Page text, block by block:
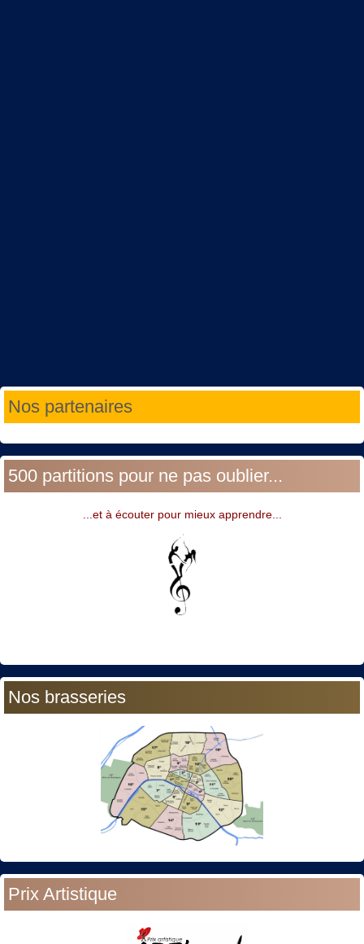
Nos partenaires
500 partitions pour ne pas oublier...
...et à écouter pour mieux apprendre...
Nos brasseries
Prix Artistique
Année
précédente
Mois
précédent
Année
suivante
Mois
suivant